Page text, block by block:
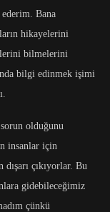
Bana
hikayelerini
bilmelerini
bilgi edinmek işimi
olduğunu
insanlar için
çıkıyorlar. Bu
gidebileceğimiz
çünkü